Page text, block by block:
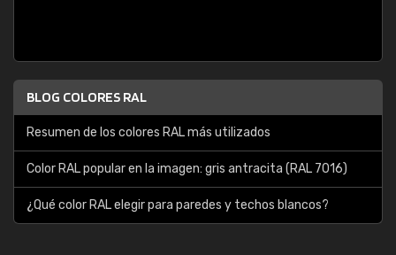
BLOG COLORES RAL
Resumen de los colores RAL más utilizados
Color RAL popular en la imagen: gris antracita (RAL 7016)
¿Qué color RAL elegir para paredes y techos blancos?